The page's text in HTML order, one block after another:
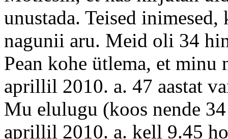
unustada. Teised inimesed,
nagunii aru. Meid oli 34
Pean kohe ütlema, et
aprillil 2010. a. 47 aastat
Mu elulugu (koos nende
aprillil 2010. a. kell 9.45